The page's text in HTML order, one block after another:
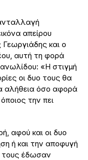
απείρου
και ο
αυτή τη φορά
«Η στιγμή
οι δυο τους θα
αλήθεια όσο αφορά
την πει
αφού και οι δυο
ή και την αποφυγή
τους έδωσαν